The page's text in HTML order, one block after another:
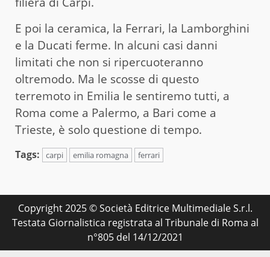
E poi la ceramica, la Ferrari, la Lamborghini
e la Ducati ferme. In alcuni casi danni
limitati che non si ripercuoteranno
oltremodo. Ma le scosse di questo
terremoto in Emilia le sentiremo tutti, a
Roma come a Palermo, a Bari come a
Trieste, è solo questione di tempo.
Tags: carpi emilia romagna ferrari
Copyright 2025 © Società Editrice Multimediale S.r.l.
Testata Giornalistica registrata al Tribunale di Roma al
n°805 del 14/12/2021